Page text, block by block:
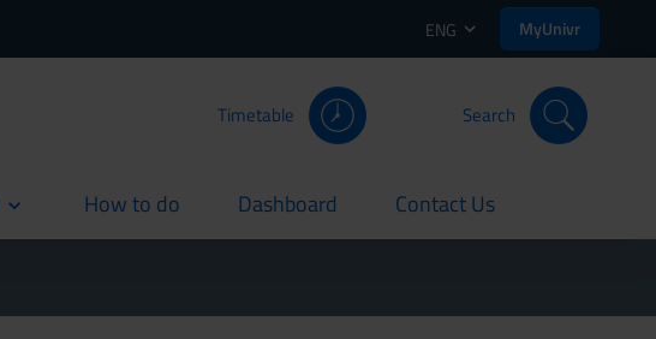
ENG MyUnivr
Timetable Search
How to do
current Dashboard
current Contact Us
current